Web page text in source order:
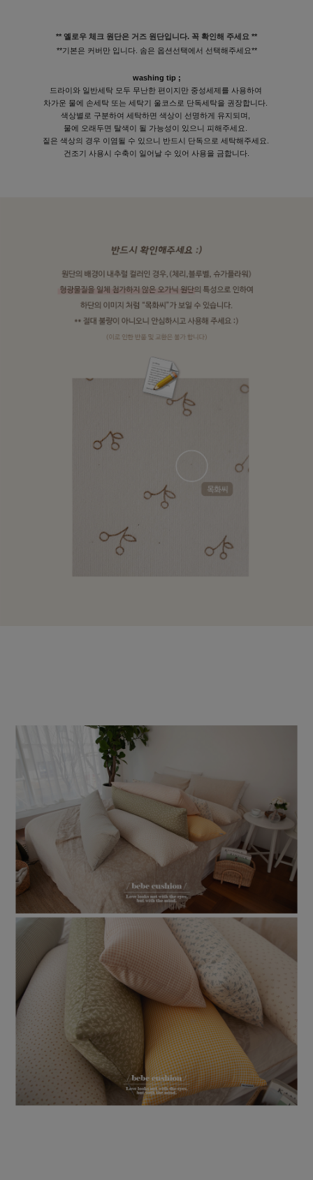
** 옐로우 체크 원단은 거즈 원단입니다. 꼭 확인해 주세요 **
**기본은 커버만 입니다. 솜은 옵션선택에서 선택해주세요**
washing tip ;
드라이와 일반세탁 모두 무난한 편이지만 중성세제를 사용하여
차가운 물에 손세탁 또는 세탁기 울코스로 단독세탁을 권장합니다.
색상별로 구분하여 세탁하면 색상이 선명하게 유지되며,
물에 오래두면 탈색이 될 가능성이 있으니 피해주세요.
짙은 색상의 경우 이염될 수 있으니 반드시 단독으로 세탁해주세요.
건조기 사용시 수축이 일어날 수 있어 사용을 금합니다.